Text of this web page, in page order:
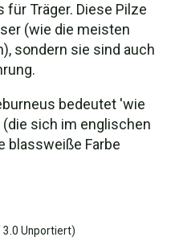
Träger. Diese Pilze
(wie die meisten
sondern sie sind auch
bedeutet 'wie
sich im englischen
blassweiße Farbe
3.0 Unportiert)